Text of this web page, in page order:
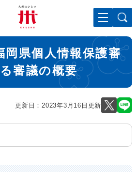
ューを飛ばして本文へ
岡県個人情報保護審
審議の概要
更新日：2023年3月16日更新